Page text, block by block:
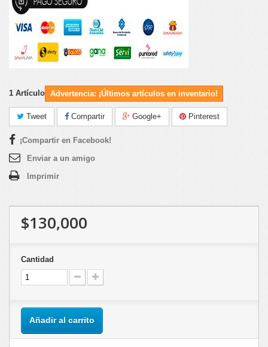
1 Artículo Advertencia: ¡Últimos artículos en inventario!
Tweet Compartir Google+ Pinterest
¡Compartir en Facebook!
Enviar a un amigo
Imprimir
$130,000
Cantidad
Añadir al carrito